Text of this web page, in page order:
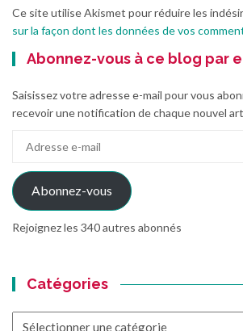
Ce site utilise Akismet pour réduire les
sur la façon dont les données de vos
Abonnez-vous à ce blog par
Saisissez votre adresse e-mail pour vous
recevoir une notification de chaque nouvel
mail
Abonnez-vous
Rejoignez les 340 autres abonnés
Catégories